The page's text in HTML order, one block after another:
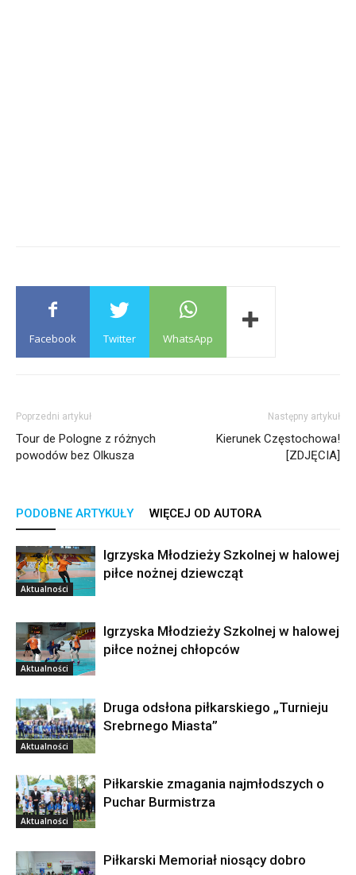
Facebook Twitter WhatsApp
Poprzedni artykuł
Tour de Pologne z różnych
powodów bez Olkusza
Następny artykuł
Kierunek Częstochowa!
[ZDJĘCIA]
PODOBNE ARTYKUŁY WIĘCEJ OD AUTORA
Aktualności
Igrzyska Młodzieży Szkolnej w halowej
piłce nożnej dziewcząt
Aktualności
Igrzyska Młodzieży Szkolnej w halowej
piłce nożnej chłopców
Aktualności
Druga odsłona piłkarskiego „Turnieju
Srebrnego Miasta”
Aktualności
Piłkarskie zmagania najmłodszych o
Puchar Burmistrza
Piłkarski Memoriał niosący dobro